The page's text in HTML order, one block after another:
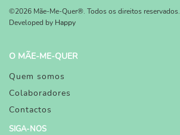
©2026 Mãe-Me-Quer®. Todos os direitos reservados.
Developed by Happy
O MÃE-ME-QUER
Quem somos
Colaboradores
Contactos
SIGA-NOS